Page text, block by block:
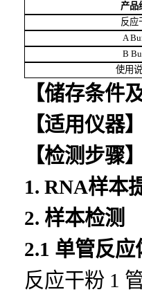
产品
反应
A
B
使用
【储存条件
【适用仪器】
【检测步骤】
1. RNA样本
2. 样本检测
2.1 单管反
反应干粉 1